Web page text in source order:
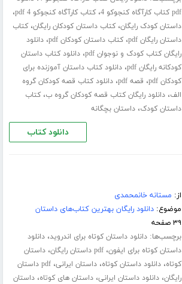
pdf کتاب کارآگاه کنجوکو 4
،کتاب کارآگاه کنجوکو 4 pdf ،
داستان کودک رایگان،کتاب داستان کودکان رایگان،کتاب
داستان رایگان pdf
،کتاب داستان کودکان pdf ،دانلود
رایگان کتاب کودک و نوجوان pdf
،دانلود کتاب داستان
کودکانه رایگان pdf
،دانلود کتاب داستان آموزنده برای
کودکان pdf
، قصه pdf ،دانلود کتاب قصه کودکان گروه
الف،دانلود رایگان کتاب قصه کودکان گروه ب،کتاب
داستان کودک،داستان بچگانه
دانلود کتاب
از: مستانه خانمحمدی
موضوع:دانلود رایگان بهترین کتاب‌های داستان
۳۹ صفحه
برچسب‌ها:دانلود داستان کوتاه برای اندروید،دانلود
داستان کوتاه برای ایفون،pdf داستان رایگان ،داستان
کوتاه،دانلود داستان کوتاه،داستان ایرانی،
pdf داستان
رایگان،دانلود داستان ایرانی،داستان های کوتاه،داستان